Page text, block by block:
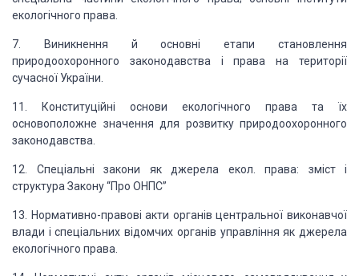
екологічного права.
7. Виникнення й основні етапи становлення
природоохоронного законодавства і права на території
сучасної України.
11. Конституційні основи екологічного права та їх
основоположне значення для розвитку природоохоронного
законодавства.
12. Спеціальні закони як джерела екол. права: зміст і
структура Закону “Про ОНПС”
13. Нормативно-правові акти органів центральної виконавчої
влади і спеціальних відомчих органів управління як джерела
екологічного права.